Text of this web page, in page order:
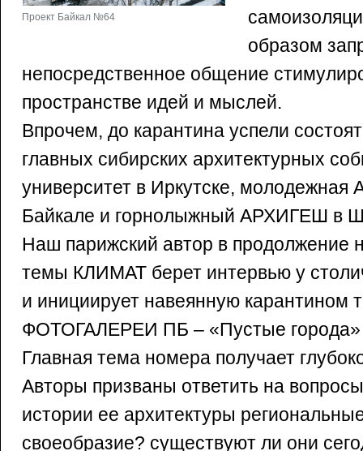
Проект Байкал №64
образом
непосредственное общение
пространстве идей и мыслей.
Впрочем, до карантина успели
главных сибирских архитектурных
университет в Иркутске,
Байкале и горнолыжный АРХИГЕШ в
Наш парижский автор в продолжение
темы КЛИМАТ берет интервью у
и инициирует навеянную карантином
ФОТОГАЛЕРЕИ ПБ – «Пустые города»
Главная тема номера получает
Авторы призваны ответить на
истории ее архитектуры
своеобразие? существуют ли они